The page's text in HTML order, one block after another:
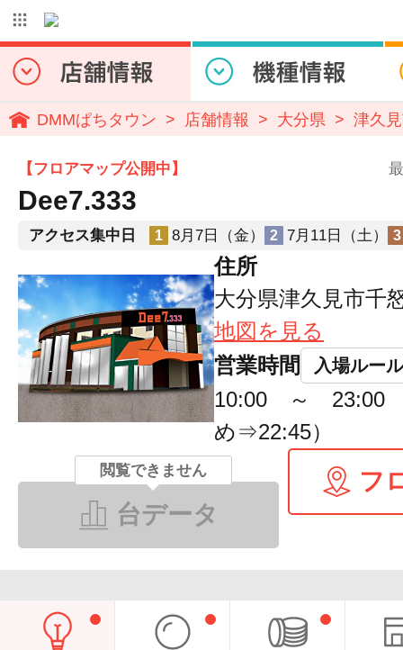
DMMぱちタウン 店舗情報 大分県 津久
【フロアマップ公開中】
Dee7.333
アクセス集中日 1 8月7日（金） 2 7月11日（土） 3
住所
大分県津久見市千
地図を見る
営業時間
入場ルール
10:00 ～ 23:00
め⇒22:45）
閲覧できません
台データ
フ